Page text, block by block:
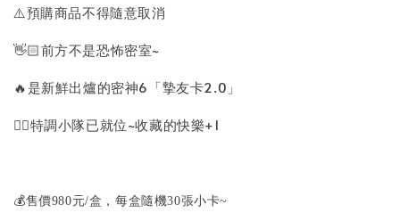
⚠️預購商品不得隨意取消
👋🏻前方不是恐怖密室~
🔥是新鮮出爐的密神6「摯友卡2.0」
🕵‍♂特調小隊已就位~收藏的快樂+1
💰售價980元/盒，每盒隨機30張小卡~